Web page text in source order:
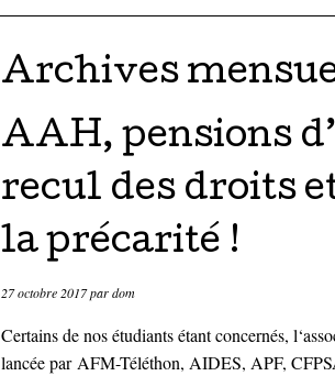
Archives
AAH, pensions
recul des droits
la précarité !
27 octobre 2017pardom
Certains de nos étudiants étant concernés, l
lancée par AFM-Téléthon, AIDES, APF,